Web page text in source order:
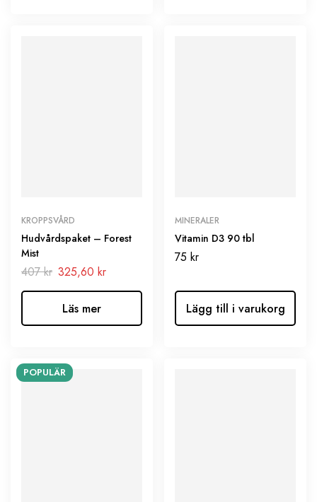
KROPPSVÅRD
Hudvårdspaket – Forest
Mist
407kr 325,60 kr
Läs mer
MINERALER
Vitamin D3 90 tbl
75 kr
Lägg till i varukorg
POPULÄR